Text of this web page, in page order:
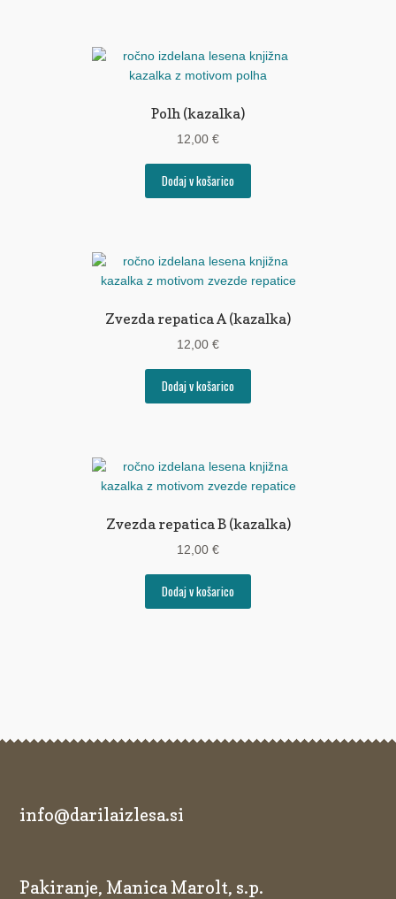
Polh (kazalka)
12,00 €
Dodaj v košarico
Zvezda repatica A (kazalka)
12,00 €
Dodaj v košarico
Zvezda repatica B (kazalka)
12,00 €
Dodaj v košarico
info@darilaizlesa.si
Pakiranje, Manica Marolt, s.p.